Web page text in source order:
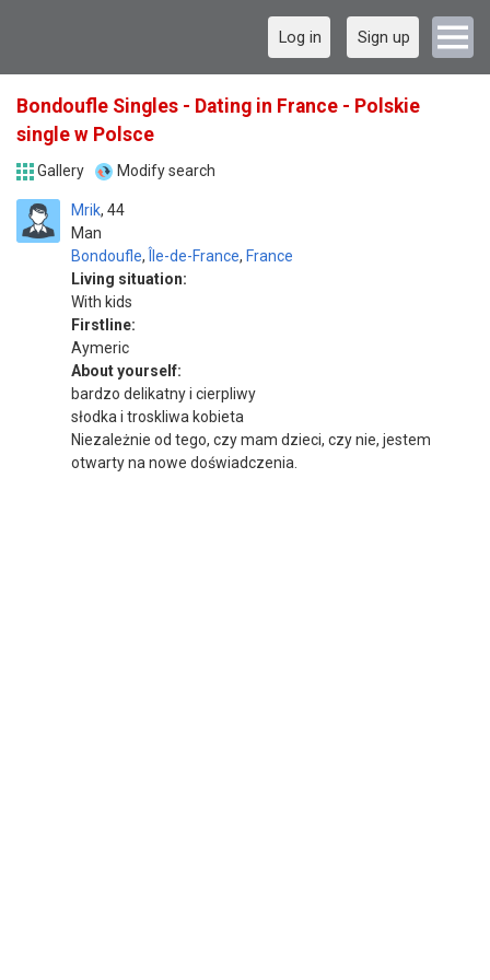
Log in Sign up
Bondoufle Singles - Dating in France - Polskie
single w Polsce
Gallery Modify search
Mrik
Man
44
Bondoufle, Île-de-France, France
Living situation:
With kids
Firstline:
Aymeric
About yourself:
bardzo delikatny i cierpliwy
słodka i troskliwa kobieta
Niezależnie od tego, czy mam dzieci, czy nie, jestem
otwarty na nowe doświadczenia.